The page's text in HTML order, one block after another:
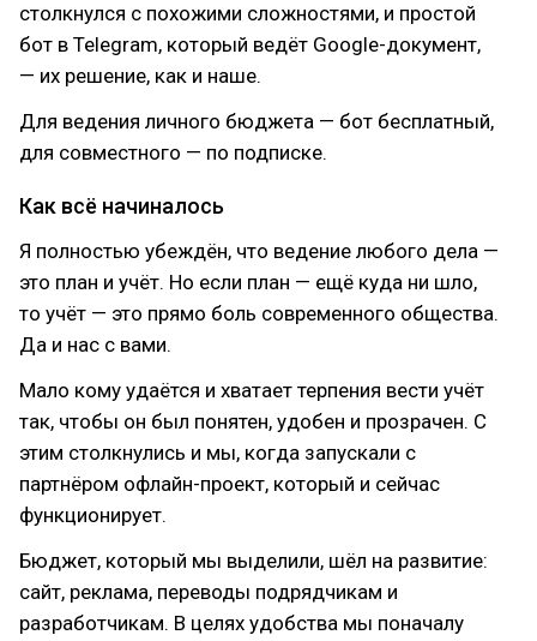
столкнулся с похожими сложностями, и простой
бот в Telegram, который ведёт Google-документ,
— их решение, как и наше.
Для ведения личного бюджета — бот бесплатный,
для совместного — по подписке.
Как всё начиналось
Я полностью убеждён, что ведение любого дела —
это план и учёт. Но если план — ещё куда ни шло,
то учёт — это прямо боль современного общества.
Да и нас с вами.
Мало кому удаётся и хватает терпения вести учёт
так, чтобы он был понятен, удобен и прозрачен. С
этим столкнулись и мы, когда запускали с
партнёром офлайн-проект, который и сейчас
функционирует.
Бюджет, который мы выделили, шёл на развитие:
сайт, реклама, переводы подрядчикам и
разработчикам. В целях удобства мы поначалу